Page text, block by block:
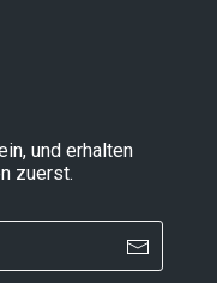
und erhalten
zuerst.